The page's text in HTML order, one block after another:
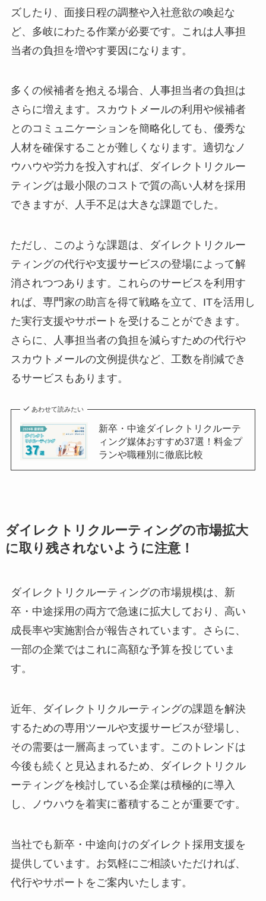
ズしたり、面接日程の調整や入社意欲の喚起な
ど、多岐にわたる作業が必要です。これは人事担
当者の負担を増やす要因になります。
多くの候補者を抱える場合、人事担当者の負担は
さらに増えます。スカウトメールの利用や候補者
とのコミュニケーションを簡略化しても、優秀な
人材を確保することが難しくなります。適切なノ
ウハウや労力を投入すれば、ダイレクトリクルー
ティングは最小限のコストで質の高い人材を採用
できますが、人手不足は大きな課題でした。
ただし、このような課題は、ダイレクトリクルー
ティングの代行や支援サービスの登場によって解
消されつつあります。これらのサービスを利用す
れば、専門家の助言を得て戦略を立て、ITを活用し
た実行支援やサポートを受けることができます。
さらに、人事担当者の負担を減らすための代行や
スカウトメールの文例提供など、工数を削減でき
るサービスもあります。
あわせて読みたい
新卒・中途ダイレクトリクルーテ
ィング媒体おすすめ37選！料金プ
ランや職種別に徹底比較
ダイレクトリクルーティングの市場拡大
に取り残されないように注意！
ダイレクトリクルーティングの市場規模は、新
卒・中途採用の両方で急速に拡大しており、高い
成長率や実施割合が報告されています。さらに、
一部の企業ではこれに高額な予算を投じていま
す。
近年、ダイレクトリクルーティングの課題を解決
するための専用ツールや支援サービスが登場し、
その需要は一層高まっています。このトレンドは
今後も続くと見込まれるため、ダイレクトリクル
ーティングを検討している企業は積極的に導入
し、ノウハウを着実に蓄積することが重要です。
当社でも新卒・中途向けのダイレクト採用支援を
提供しています。お気軽にご相談いただければ、
代行やサポートをご案内いたします。